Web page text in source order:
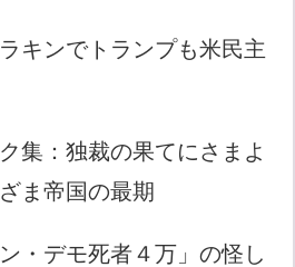
キンでトランプも米民主
集：独裁の果てにさまよ
ま帝国の最期
・デモ死者４万」の怪し